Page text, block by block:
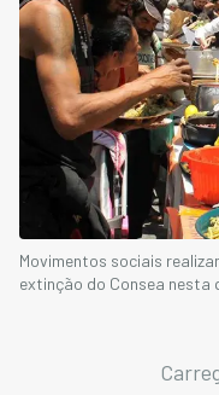
Movimentos sociais
extinção do Consea nesta